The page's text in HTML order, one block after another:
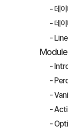
- 데
- 데
-
-
-
-
-
-